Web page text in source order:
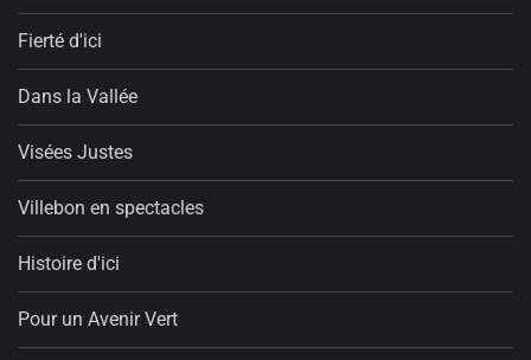
Fierté d'ici
Dans la Vallée
Visées Justes
Villebon en spectacles
Histoire d'ici
Pour un Avenir Vert